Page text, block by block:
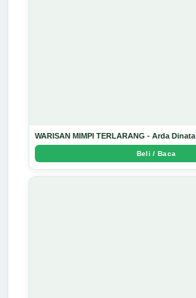
WARISAN MIMPI TERLARANG - Arda Dinata
Beli / Baca